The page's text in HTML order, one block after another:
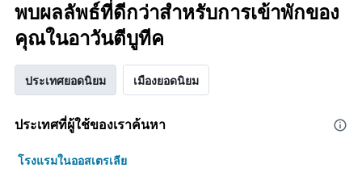
พบผลลัพธ์ที่ดีกว่าสำหรับการเข้าพักของ
คุณในอาวันตีบูทีค
ประเทศยอดนิยม เมืองยอดนิยม
ประเทศที่ผู้ใช้ของเราค้นหา
โรงแรมในออสเตรเลีย